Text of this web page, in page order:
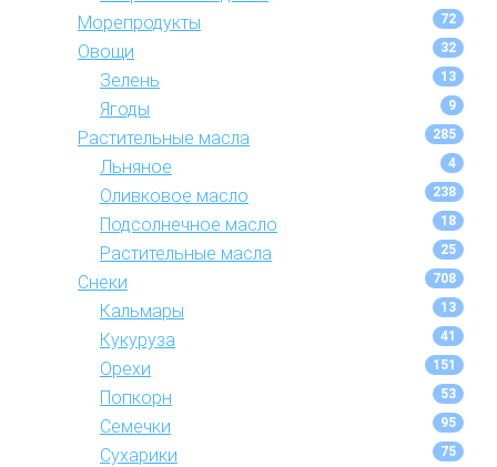
Морепродукты
72
Овощи 32
Зелень 13
Ягоды 9
Растительные масла 285
Льняное 4
Оливковое масло 238
Подсолнечное масло 18
Растительные масла 25
Снеки 708
Кальмары 13
Кукуруза 41
Орехи 151
Попкорн 53
Семечки 95
Сухарики 75